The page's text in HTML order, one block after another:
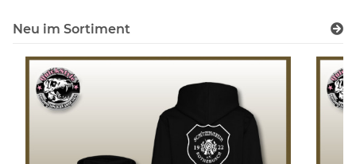
Neu im Sortiment